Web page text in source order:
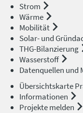
Strom
Wärme
Mobilität
Solar- und
THG-Bilanzierung
Wasserstoff
Datenquellen und
Übersichtskarte
Informationen
Projekte melden